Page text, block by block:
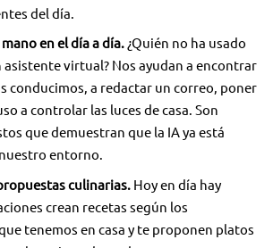
del día.
en el día a día. ¿Quién no ha usado
asistente virtual? Nos ayudan a encontrar
conducimos, a redactar un correo, poner
a controlar las luces de casa. Son
que demuestran que la IA ya está
entorno.
culinarias. Hoy en día hay
crean recetas según los
tenemos en casa y te proponen platos